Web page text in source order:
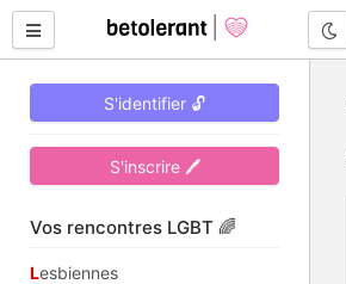
S'identifier 🔓
S'inscrire 🖊
Vos rencontres LGBT 🌈
Lesbiennes